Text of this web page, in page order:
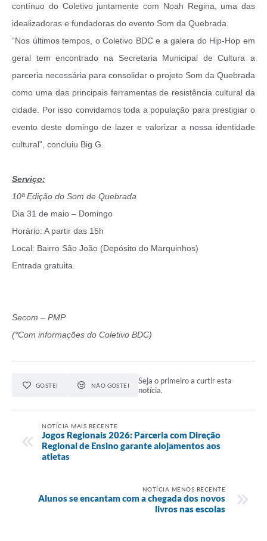
contínuo do Coletivo juntamente com Noah Regina, uma das
idealizadoras e fundadoras do evento Som da Quebrada.
“Nos últimos tempos, o Coletivo BDC e a galera do Hip-Hop em
geral tem encontrado na Secretaria Municipal de Cultura a
parceria necessária para consolidar o projeto Som da Quebrada
como uma das principais ferramentas de resistência cultural da
cidade. Por isso convidamos toda a população para prestigiar o
evento deste domingo de lazer e valorizar a nossa identidade
cultural”, concluiu Big G.
Serviço:
10ª Edição do Som de Quebrada
​Dia 31 de maio – Domingo
​Horário: A partir das 15h
​Local: Bairro São João (Depósito do Marquinhos)
​Entrada gratuita.
Secom – PMP
(*Com informações do Coletivo BDC)
GOSTEI NÃO GOSTEI
Seja o primeiro a curtir esta
notícia.
NOTÍCIA MAIS RECENTE
Jogos Regionais 2026: Parceria com Direção
Regional de Ensino garante alojamentos aos
atletas
NOTÍCIA MENOS RECENTE
Alunos se encantam com a chegada dos novos
livros nas escolas